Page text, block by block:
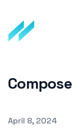
Compose
Published on
April 8, 2024